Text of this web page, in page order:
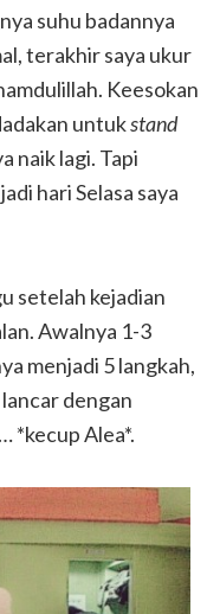
suhu badannya
terakhir saya ukur
Keesokan
untukstand
naik lagi. Tapi
hari Selasa saya
setelah kejadian
Awalnya 1-3
menjadi 5 langkah,
dengan
*kecup Alea*.